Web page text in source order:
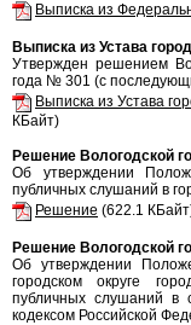
Выписка из
Выписка из Устава
Утвержден решением
года № 301 (с
Выписка из Устава
КБайт)
Решение Вологодской
Об утверждении
публичных слушаний в
Решение (622.1
Решение Вологодской
Об утверждении
городском округе
публичных слушаний в
кодексом Российской